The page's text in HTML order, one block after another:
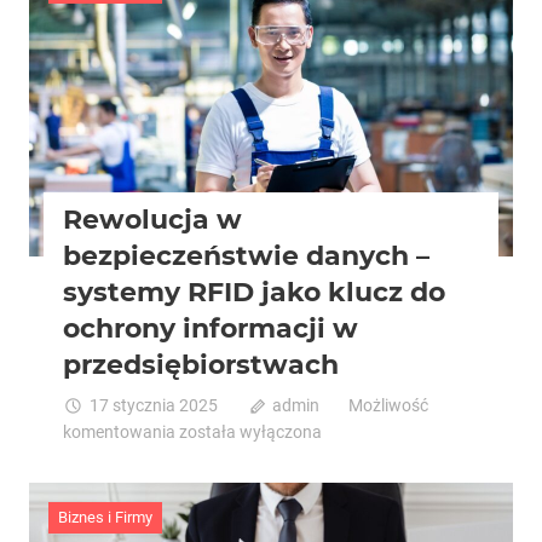
co
warto
wiedzieć
przed
organizacją
ostatniego
pożegnania
Rewolucja w
bezpieczeństwie danych –
systemy RFID jako klucz do
ochrony informacji w
przedsiębiorstwach
17 stycznia 2025 admin
Możliwość
komentowania Rewolucja
bezpieczeństwie
danych
–
została wyłączona
Biznes i Firmy